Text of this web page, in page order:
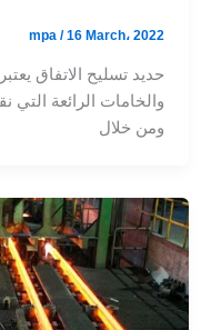
mpa/16 March، 2022
حديد تسليح الاتفاق
والخامات الرائعة التي
ومن خلال